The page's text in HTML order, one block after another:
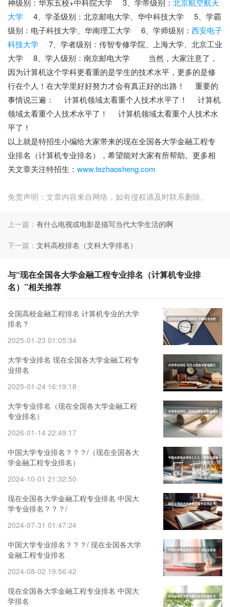
神级别：华东五校+中科院大学 3、学帝级别： 北京航空航天
大学 4、学圣级别：北京邮电大学、华中科技大学 5、学霸
级别：电子科技大学、华南理工大学 6、学师级别： 西安电子
科技大学 7、学者级别：传智专修学院、上海大学、北京工业
大学 8、学人级别：南京邮电大学 当然，大家注意了，
因为计算机这个学科更看重的是学生的技术水平，更多的是修
行在个人！在大学里好好努力才会有真正好的出路！ 重要的
事情说三遍： 计算机领域太看重个人技术水平了！ 计算机
领域太看重个人技术水平了！ 计算机领域太看重个人技术水
平了！
以上就是特招生小编给大家带来的现在全国各大学金融工程专
业排名（计算机专业排名），希望能对大家有所帮助。更多相
关文章关注特招生： www.tezhaosheng.com
免责声明：文章内容来自网络，如有侵权请及时联系删除。
上一篇： 有什么电视或电影是描写当代大学生活的啊
下一篇： 文科高校排名（文科大学排名）
与“现在全国各大学金融工程专业排名（计算机专业排
名）”相关推荐
全国高校金融工程排名 计算机专业的大学
排名？
2025-01-23 01:05:34
大学专业排名 现在全国各大学金融工程专
业排名
2025-01-24 16:19:18
大学专业排名（现在全国各大学金融工程
专业排名）
2026-01-14 22:49:17
中国大学专业排名？？？/（现在全国各大
学金融工程专业排名）
2024-10-01 21:32:50
现在全国各大学金融工程专业排名 中国大
学专业排名？？？/
2024-07-31 01:47:24
中国大学专业排名？？？/ 现在全国各大学
金融工程专业排名
2024-08-02 19:56:42
现在全国各大学金融工程专业排名 中国大
学排名